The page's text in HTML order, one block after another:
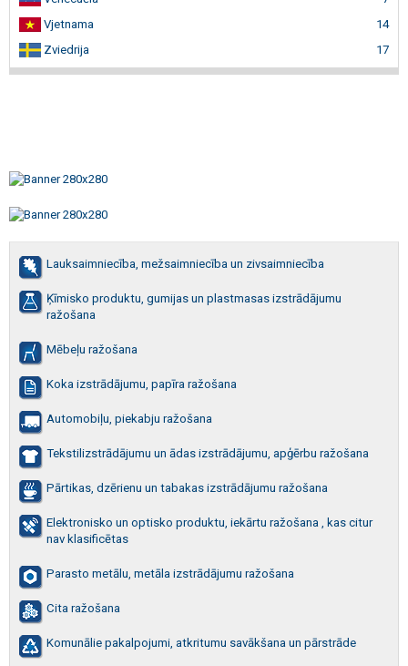
Vjetnama
14
Zviedrija
17
Lauksaimniecība, mežsaimniecība un zivsaimniecība
Ķīmisko produktu, gumijas un plastmasas izstrādājumu
ražošana
Mēbeļu ražošana
Koka izstrādājumu, papīra ražošana
Automobiļu, piekabju ražošana
Tekstilizstrādājumu un ādas izstrādājumu, apģērbu ražošana
Pārtikas, dzērienu un tabakas izstrādājumu ražošana
Elektronisko un optisko produktu, iekārtu ražošana , kas citur
nav klasificētas
Parasto metālu, metāla izstrādājumu ražošana
Cita ražošana
Komunālie pakalpojumi, atkritumu savākšana un pārstrāde